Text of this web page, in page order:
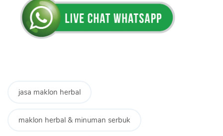
jasa maklon herbal
maklon herbal & minuman serbuk